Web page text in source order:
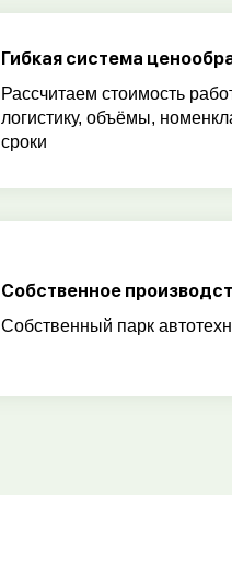
Гибкая система
Рассчитаем стоимость
логистику, объёмы,
сроки
Собственное
Собственный парк